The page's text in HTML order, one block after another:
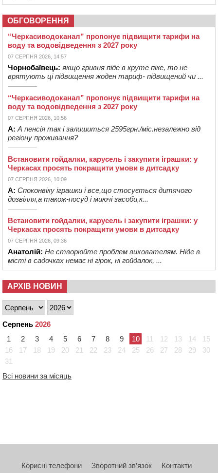
ОБГОВОРЕННЯ
“Черкасиводоканал” пропонує підвищити тарифи на
воду та водовідведення з 2027 року
07 СЕРПНЯ 2026, 14:57
Чорнобаївець: якщо гривня піде в круте піке, то не
врятують ці підвищення жоден тариф- підвищений чи ...
“Черкасиводоканал” пропонує підвищити тарифи на
воду та водовідведення з 2027 року
07 СЕРПНЯ 2026, 10:56
А: А пенсія так і залишиться 2595грн./міс.незалежно від
регіону проживання?
Встановити гойдалки, карусель і закупити іграшки: у
Черкасах просять покращити умови в дитсадку
07 СЕРПНЯ 2026, 10:09
А: Споконвіку іграшки і все,що стосується дитячого
дозвілля,а також-посуд і миючі засоби,к...
Встановити гойдалки, карусель і закупити іграшки: у
Черкасах просять покращити умови в дитсадку
07 СЕРПНЯ 2026, 09:36
Анатолій: Не створюйте проблем вихователям. Ніде в
місті в садочках немає ні гірок, ні гойдалок, ...
АРХІВ НОВИН
Серпень 2026
1
2 3 4 5 6 7 8 9 10 11 12 13 14
15
16
17 18 19 20 21 22 23 24 25 26 27 28 29
30
31
Всі новини за місяць
Корисні телефони Зворотний зв’язок Контакти